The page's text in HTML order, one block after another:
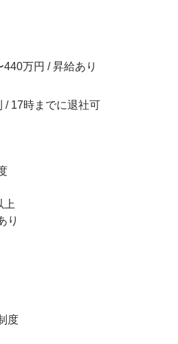
万円 / 昇給あり
/ 17時までに退社可
上
り
度